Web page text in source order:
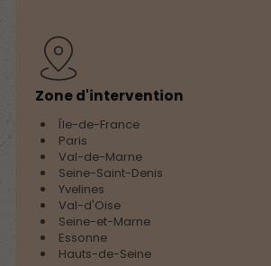
Zone d'intervention
Île-de-France
Paris
Val-de-Marne
Seine-Saint-Denis
Yvelines
Val-d'Oise
Seine-et-Marne
Essonne
Hauts-de-Seine